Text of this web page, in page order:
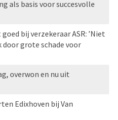
als basis voor succesvolle
bij verzekeraar ASR: ’Niet
grote schade voor
overwon en nu uit
Edixhoven bij Van